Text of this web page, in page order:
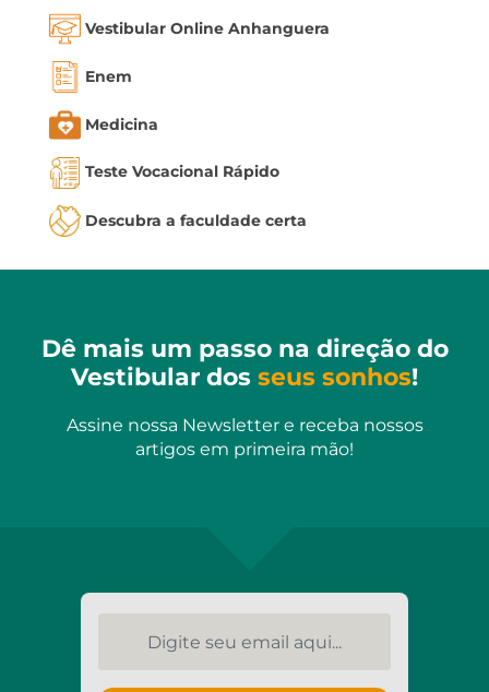
Vestibular Online Anhanguera
Enem
Medicina
Teste Vocacional Rápido
Descubra a faculdade certa
Dê mais um passo na direção do
Vestibular dos seus sonhos!
Assine nossa Newsletter e receba nossos
artigos em primeira mão!